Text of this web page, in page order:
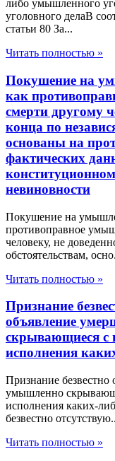
либо умышленного
уголовного делаВ
статьи 80 За...
Читать полностью »
Покушение на
как
смерти другому
конца по
основаны на
фактических
невиновности
Покушение на
противоправное
человеку, не
обстоятельствам,
Читать полностью »
Признание
объявление
скрывающиеся с
исполнения
Признание
умышленно
исполнения каких-
безвестно
Читать полностью »